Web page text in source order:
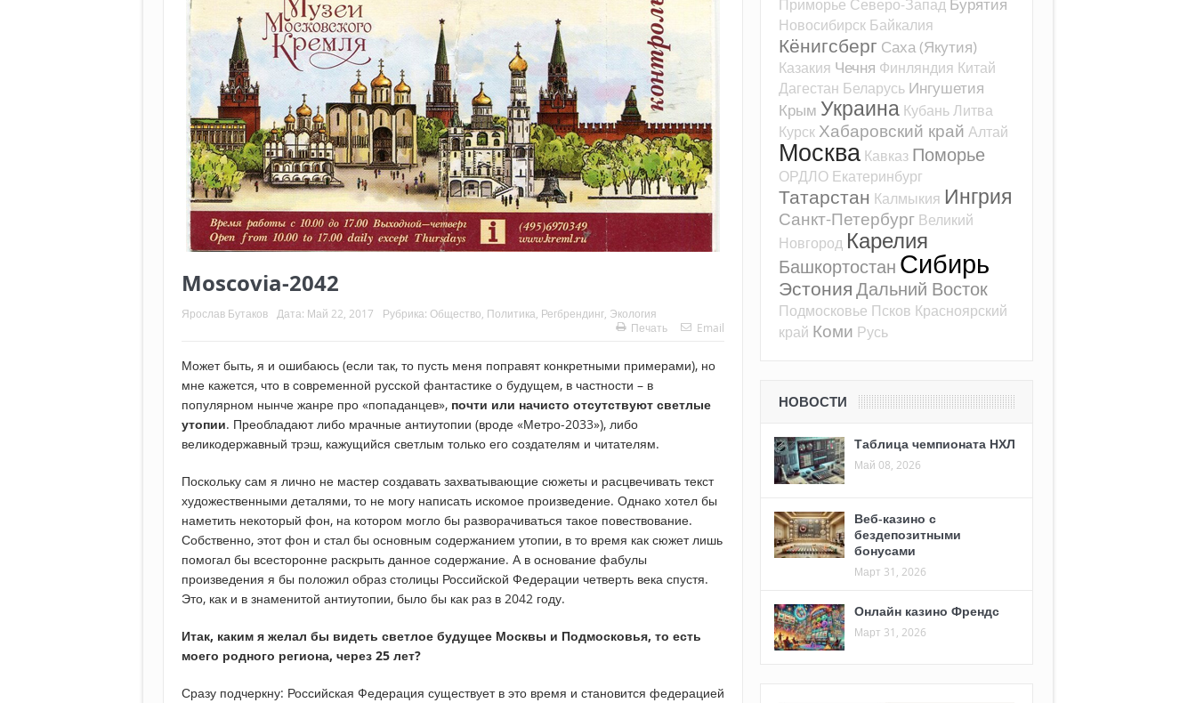
Moscovia-2042
Ярослав Бутаков Дата: Май 22, 2017 Рубрика: Общество Политика Регбрендинг Экология
Печать
Email
Может быть, я и ошибаюсь (если так, то пусть меня поправят конкретными примерами), но
мне кажется, что в современной русской фантастике о будущем, в частности – в
популярном нынче жанре про «попаданцев», почти или начисто отсутствуют светлые
утопии. Преобладают либо мрачные антиутопии (вроде «Метро-2033»), либо
великодержавный трэш, кажущийся светлым только его создателям и читателям.
Поскольку сам я лично не мастер создавать захватывающие сюжеты и расцвечивать текст
художественными деталями, то не могу написать искомое произведение. Однако хотел бы
наметить некоторый фон, на котором могло бы разворачиваться такое повествование.
Собственно, этот фон и стал бы основным содержанием утопии, в то время как сюжет лишь
помогал бы всесторонне раскрыть данное содержание. А в основание фабулы
произведения я бы положил образ столицы Российской Федерации четверть века спустя.
Это, как и в знаменитой антиутопии, было бы как раз в 2042 году.
Итак, каким я желал бы видеть светлое будущее Москвы и Подмосковья, то есть
моего родного региона, через 25 лет?
Сразу подчеркну: Российская Федерация существует в это время и становится федерацией
Приморье Северо-Запад
Новосибирск Байкалия
Кёнигсберг Саха (Якутия)
Казакия Чечня Финляндия Китай
Дагестан Беларусь Ингушетия
Крым Украина КубаньЛитва
Курск Хабаровский край Алтай
Москва Кавказ Поморье
ОРДЛО Екатеринбург
Татарстан Калмыкия Ингрия
Санкт-Петербург Великий
Новгород Карелия
Башкортостан Сибирь
ЭстонияДальний Восток
Подмосковье Псков Красноярский
край Коми Русь
НОВОСТИ
Таблица чемпионата НХЛ
Май 08, 2026
Веб-казино с
бездепозитными
бонусами
Март 31, 2026
Онлайн казино Френдс
Март 31, 2026